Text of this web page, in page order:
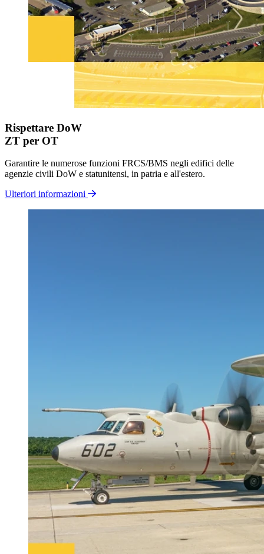
Rispettare DoW
ZT per OT
Garantire le numerose funzioni FRCS/BMS negli edifici delle
agenzie civili DoW e statunitensi, in patria e all'estero.
Ulteriori informazioni